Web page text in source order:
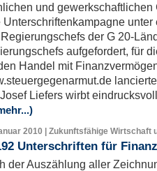
und
Unterschriftenkampagne
der G 20-
aufgefordert, für
Handel mit
Liefers wirbt
2010 | Zukunftsfähige Wirtschaft
Unterschriften für
der Auszählung aller